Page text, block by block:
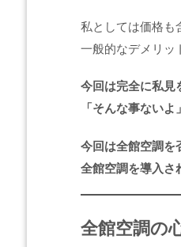
私としては価格も
一般的なデメリッ
今回は完全に私見
「そんな事ない
今回は全館空調を
全館空調を導入さ
全館空調の